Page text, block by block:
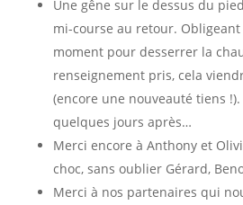
Une gêne sur le dessus du
mi-course au retour. Obligeant
moment pour desserrer la
renseignement pris, cela
(encore une nouveauté tiens
quelques jours après…
Merci encore à Anthony et
choc, sans oublier Gérard,
Merci à nos partenaires qui